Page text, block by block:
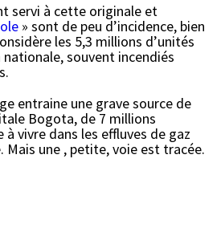
servi à cette originale et
» sont de peu d’incidence, bien
les 5,3 millions d’unités
souvent incendiés
entraine une grave source de
Bogota, de 7 millions
à vivre dans les effluves de gaz
une , petite, voie est tracée.